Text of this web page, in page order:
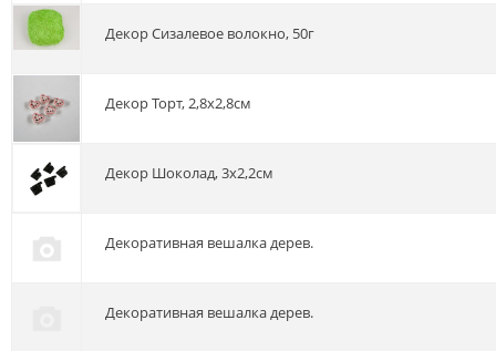
Декор Сизалевое волокно, 50г
Декор Торт, 2,8х2,8см
Декор Шоколад, 3х2,2см
декоративная вешалка дерев.
декоративная вешалка дерев.